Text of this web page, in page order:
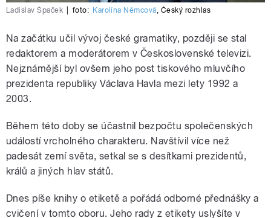
Ladislav Špaček foto: Karolína Němcová, Český rozhlas
Na začátku učil vývoj české gramatiky, později se stal
redaktorem a moderátorem v Československé televizi.
Nejznámější byl ovšem jeho post tiskového mluvčího
prezidenta republiky Václava Havla mezi lety 1992 a
2003.
Během této doby se účastnil bezpočtu společenských
událostí vrcholného charakteru. Navštívil více než
padesát zemí světa, setkal se s desítkami prezidentů,
králů a jiných hlav států.
Dnes píše knihy o etiketě a pořádá odborné přednášky a
cvičení v tomto oboru. Jeho rady z etikety uslyšíte v